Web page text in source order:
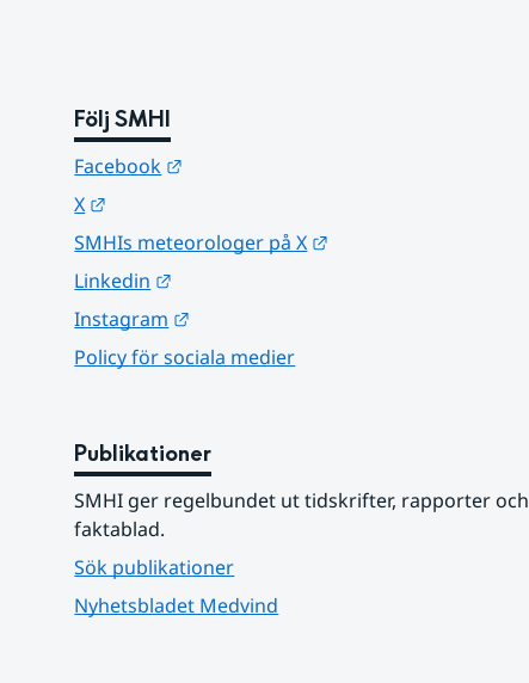
Följ SMHI
Facebook
X
SMHIs meteorologer på X
Linkedin
Instagram
Policy för sociala medier
Publikationer
SMHI ger regelbundet ut tidskrifter, rapporter och
faktablad.
Sök publikationer
Nyhetsbladet Medvind